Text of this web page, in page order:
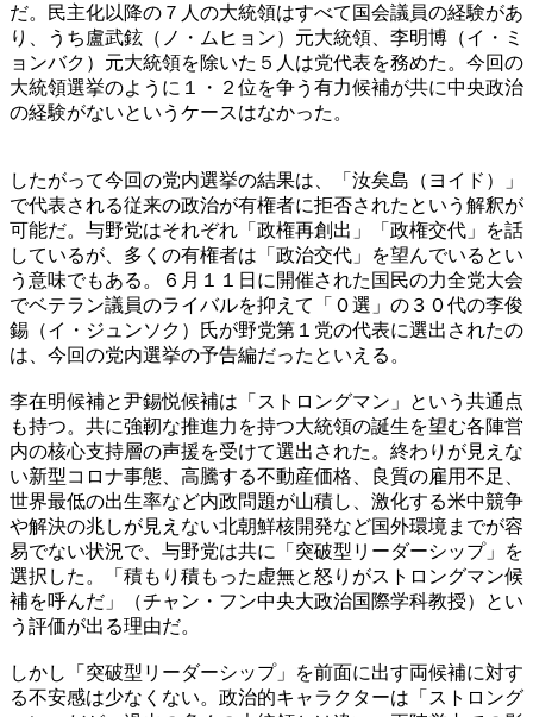
だ。民主化以降の７人の大統領はすべて国会議員の経験があ
り、うち盧武鉉（ノ・ムヒョン）元大統領、李明博（イ・ミ
ョンバク）元大統領を除いた５人は党代表を務めた。今回の
大統領選挙のように１・２位を争う有力候補が共に中央政治
の経験がないというケースはなかった。
したがって今回の党内選挙の結果は、「汝矣島（ヨイド）」
で代表される従来の政治が有権者に拒否されたという解釈が
可能だ。与野党はそれぞれ「政権再創出」「政権交代」を話
しているが、多くの有権者は「政治交代」を望んでいるとい
う意味でもある。６月１１日に開催された国民の力全党大会
でベテラン議員のライバルを抑えて「０選」の３０代の李俊
錫（イ・ジュンソク）氏が野党第１党の代表に選出されたの
は、今回の党内選挙の予告編だったといえる。
李在明候補と尹錫悦候補は「ストロングマン」という共通点
も持つ。共に強靭な推進力を持つ大統領の誕生を望む各陣営
内の核心支持層の声援を受けて選出された。終わりが見えな
い新型コロナ事態、高騰する不動産価格、良質の雇用不足、
世界最低の出生率など内政問題が山積し、激化する米中競争
や解決の兆しが見えない北朝鮮核開発など国外環境までが容
易でない状況で、与野党は共に「突破型リーダーシップ」を
選択した。「積もり積もった虚無と怒りがストロングマン候
補を呼んだ」（チャン・フン中央大政治国際学科教授）とい
う評価が出る理由だ。
しかし「突破型リーダーシップ」を前面に出す両候補に対す
る不安感は少なくない。政治的キャラクターは「ストロング